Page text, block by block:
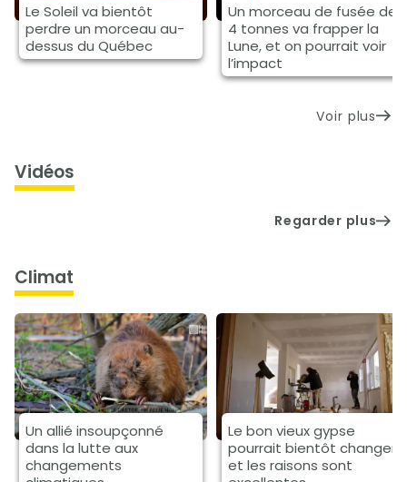
Le Soleil va bientôt
perdre un morceau au-
dessus du Québec
Un morceau de fusée de
4 tonnes va frapper la
Lune, et on pourrait voir
l’impact
Voir plus
Vidéos
Regarder plus
climat
Un allié insoupçonné
dans la lutte aux
changements
Le bon vieux gypse
pourrait bientôt changer
et les raisons sont